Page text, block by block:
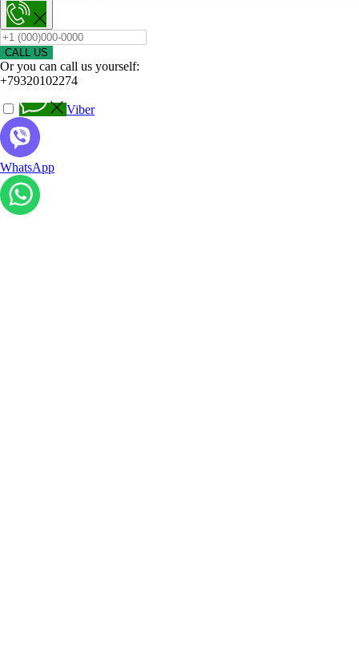
CALL US
Or you can call us yourself:
+79320102274
Viber
WhatsApp